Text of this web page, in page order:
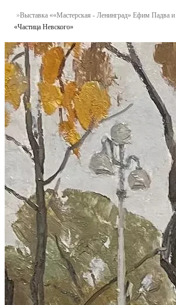
Выставка ««Мастерская - Ленинград» Ефим Падва
«Частица Невского»